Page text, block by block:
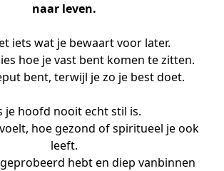
naar leven.
iets wat je bewaart voor later.
hoe je vast bent komen te zitten.
bent, terwijl je zo je best doet.
je hoofd nooit echt stil is.
hoe gezond of spiritueel je ook
leeft.
hebt en diep vanbinnen